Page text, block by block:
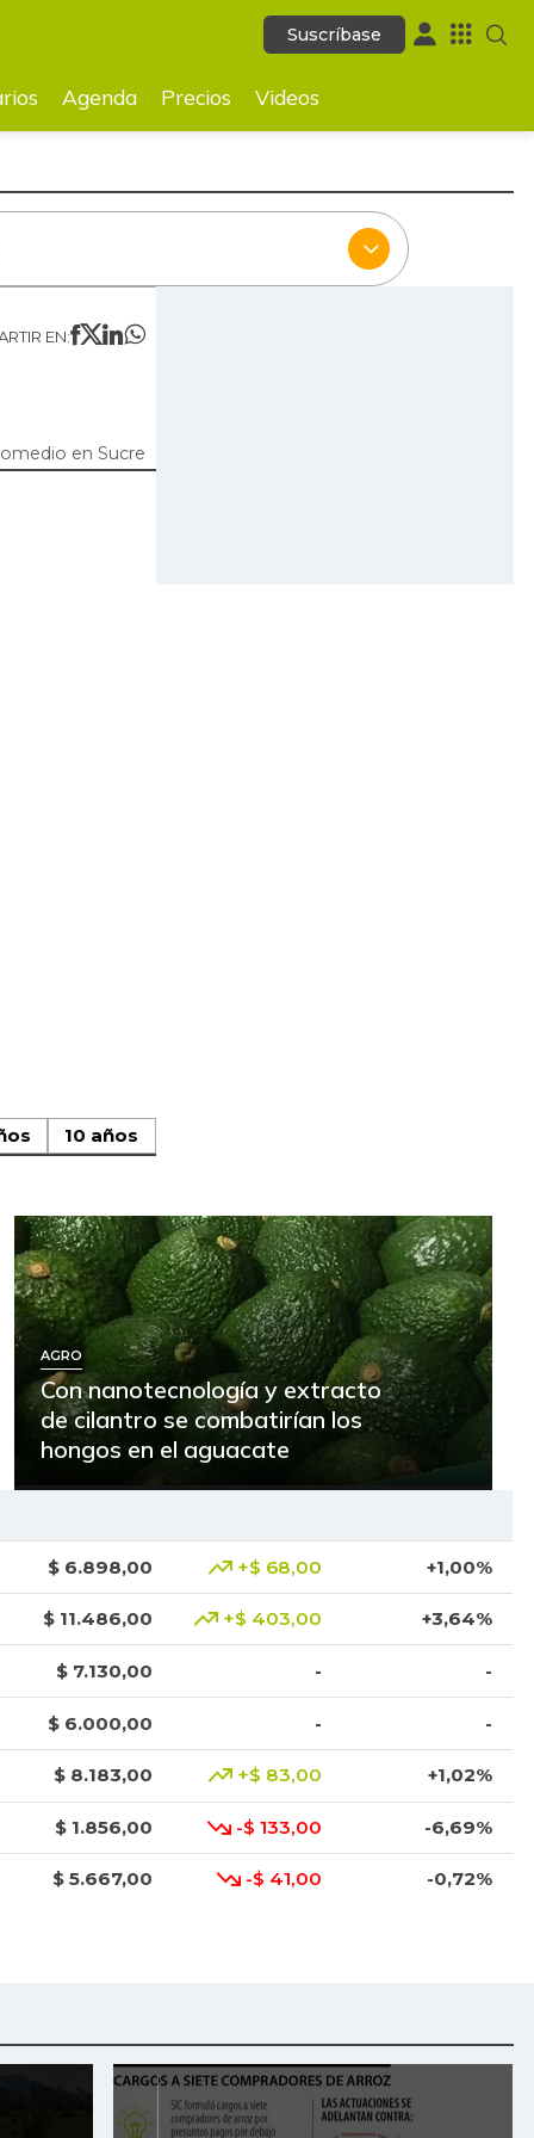
Suscríbase
Videos
Suscríbase
Agenda Precios Videos
EN:
en Sucre
10 años
AGRO
Con nanotecnología y extracto
de cilantro se combatirían los
hongos en el aguacate
$ 6.898,00 +$ 68,00 +1,00%
$ 11.486,00 +$ 403,00 +3,64%
$ 7.130,00 - -
$ 6.000,00 - -
$ 8.183,00 +$ 83,00 +1,02%
$ 1.856,00 -$ 133,00 -6,69%
$ 5.667,00 -$ 41,00 -0,72%
$ 1.333,00 -$ 92,00